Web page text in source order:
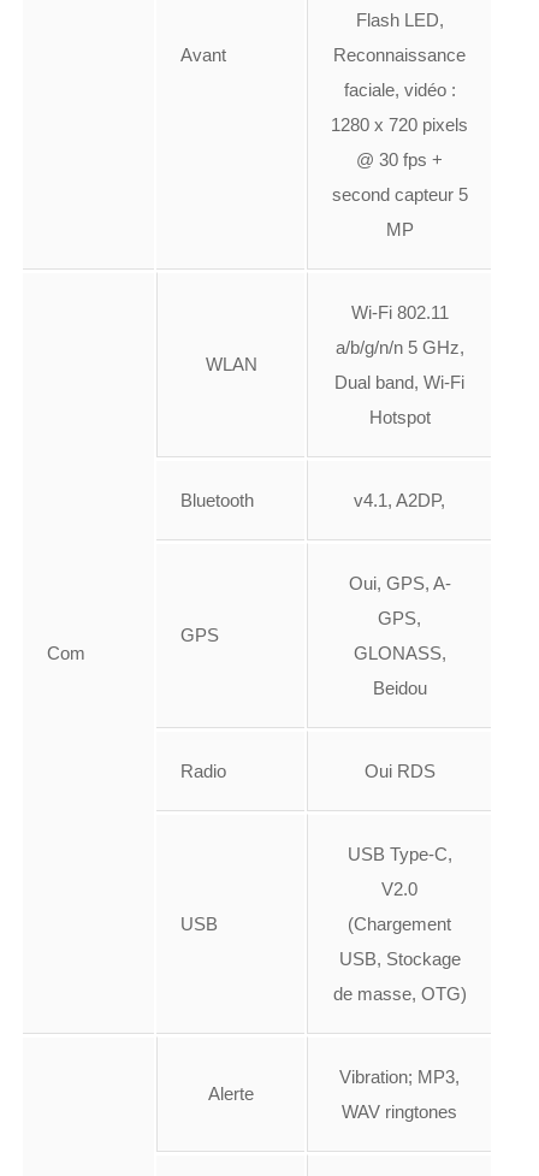
Avant
Flash LED,
Reconnaissance
faciale, vidéo :
1280 x 720 pixels
@ 30 fps +
second capteur 5
MP
Com
WLAN
Wi-Fi 802.11
a/b/g/n/n 5 GHz,
Dual band, Wi-Fi
Hotspot
Bluetooth v4.1, A2DP,
GPS
Oui, GPS, A-
GPS,
GLONASS,
Beidou
Radio Oui RDS
USB
USB Type-C,
V2.0
(Chargement
USB, Stockage
de masse, OTG)
Alerte
Vibration; MP3,
WAV ringtones